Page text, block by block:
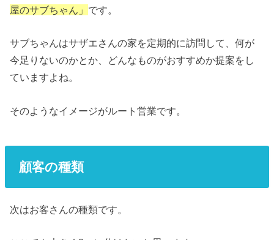
屋のサブちゃん」 です。
サブちゃんはサザエさんの家を定期的に訪問して、何が
今足りないのかとか、どんなものがおすすめか提案をし
ていますよね。
そのようなイメージがルート営業です。
顧客の種類
次はお客さんの種類です。